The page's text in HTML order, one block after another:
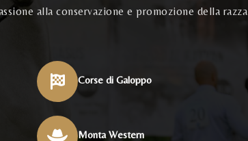
alla conservazione e promozione della razza
Corse di Galoppo
Monta Western